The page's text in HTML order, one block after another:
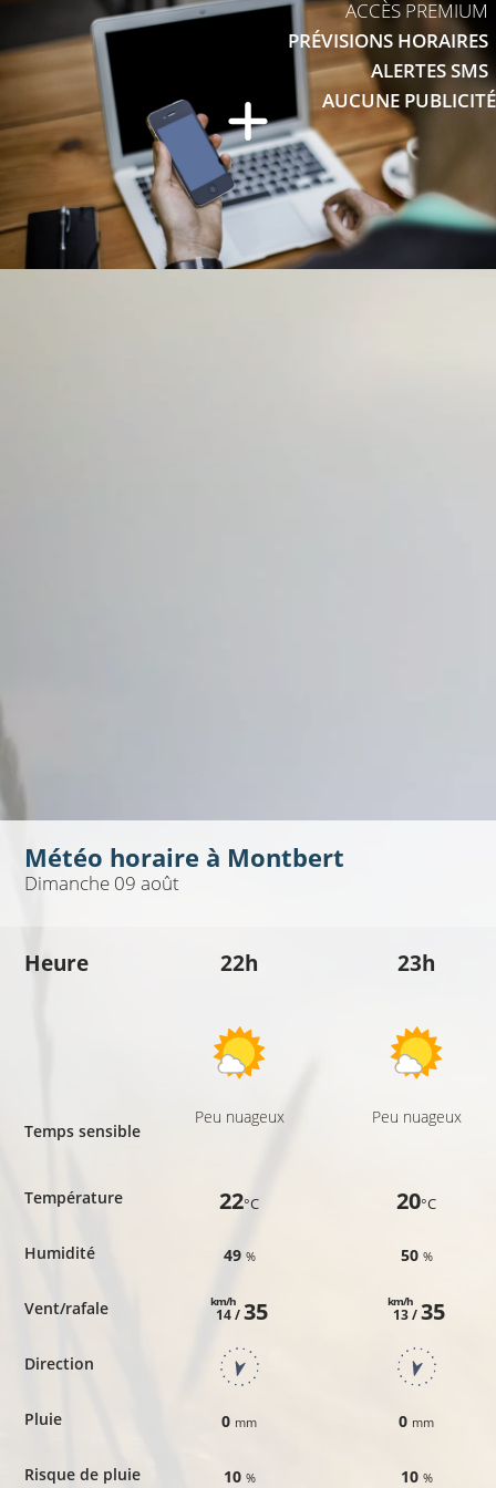
ACCÈS PREMIUM
PRÉVISIONS HORAIRES
ALERTES SMS
AUCUNE PUBLICITÉ
Météo horaire à Montbert
Dimanche 09 août
Heure
Temps sensible
Température
Humidité
Vent/rafale
Direction
Pluie
Risque de pluie
22h
Peu nuageux
22°C
49 %
14 /
km/h 35
0 mm
10 %
23h
Peu nuageux
20°C
50 %
13 /
km/h 35
0 mm
10 %